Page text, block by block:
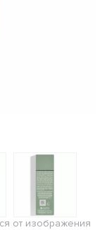
от изображения